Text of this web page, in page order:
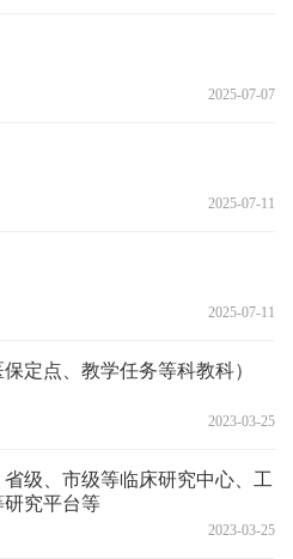
2025-07-07
2025-07-11
2025-07-11
定点、教学任务等科教科）
2023-03-25
级、市级等临床研究中心、工
究平台等
2023-03-25